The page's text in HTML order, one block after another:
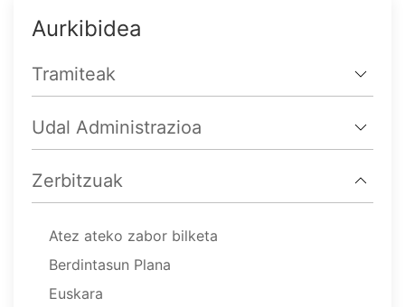
Aurkibidea
Tramiteak
Udal Administrazioa
Zerbitzuak
Atez ateko zabor bilketa
Berdintasun Plana
Euskara